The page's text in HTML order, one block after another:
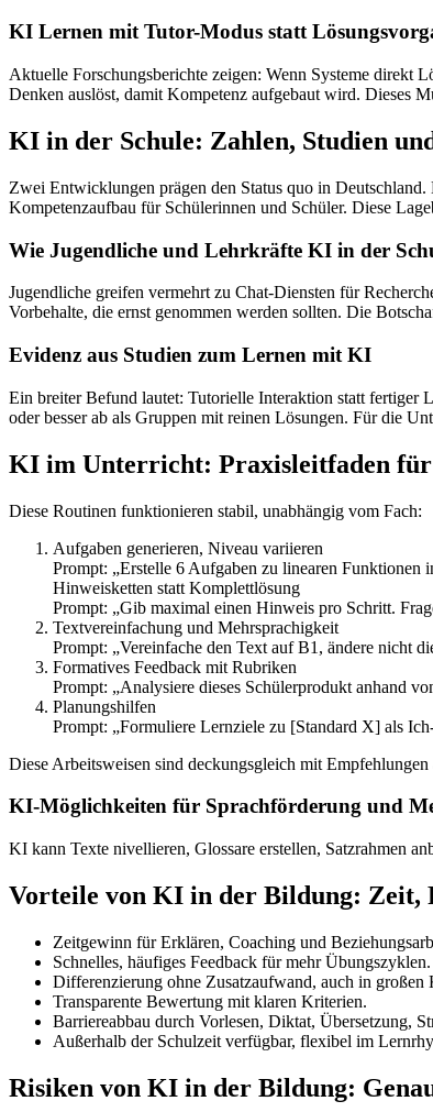
KI Lernen mit Tutor-Modus statt
Aktuelle Forschungsberichte zeigen: Wenn Systeme direkt
Denken auslöst, damit Kompetenz aufgebaut wird. Dieses
KI in der Schule: Zahlen, Studien
Zwei Entwicklungen prägen den Status quo in
Kompetenzaufbau für Schülerinnen und Schüler. Diese
Wie Jugendliche und Lehrkräfte KI in der
Jugendliche greifen vermehrt zu Chat-Diensten für
Vorbehalte, die ernst genommen werden sollten. Die
Evidenz aus Studien zum Lernen mit KI
Ein breiter Befund lautet: Tutorielle Interaktion statt fertiger
oder besser ab als Gruppen mit reinen Lösungen. Für die
KI im Unterricht: Praxisleitfaden
Diese Routinen funktionieren stabil, unabhängig vom Fach:
Aufgaben generieren, Niveau variieren
Prompt: „Erstelle 6 Aufgaben zu linearen Funktionen
Hinweisketten statt Komplettlösung
Prompt: „Gib maximal einen Hinweis pro Schritt.
Textvereinfachung und Mehrsprachigkeit
Prompt: „Vereinfache den Text auf B1, ändere nicht
Formatives Feedback mit Rubriken
Prompt: „Analysiere dieses Schülerprodukt anhand
Planungshilfen
Prompt: „Formuliere Lernziele zu [Standard X] als
Diese Arbeitsweisen sind deckungsgleich mit
KI-Möglichkeiten für Sprachförderung und
KI kann Texte nivellieren, Glossare erstellen, Satzrahmen
Vorteile von KI in der Bildung: Zeit,
Zeitgewinn für Erklären, Coaching und
Schnelles, häufiges Feedback für mehr Übungszyklen.
Differenzierung ohne Zusatzaufwand, auch in großen
Transparente Bewertung mit klaren Kriterien.
Barriereabbau durch Vorlesen, Diktat, Übersetzung,
Außerhalb der Schulzeit verfügbar, flexibel im
Risiken von KI in der Bildung: